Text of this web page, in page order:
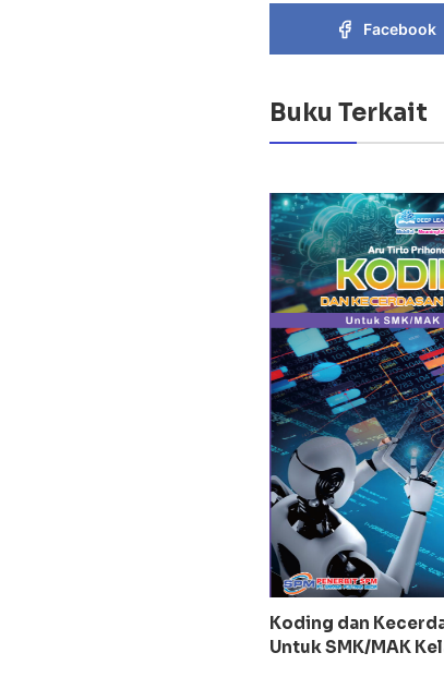
Facebook
Buku Terkait
Koding dan
Untuk SMK/MAK